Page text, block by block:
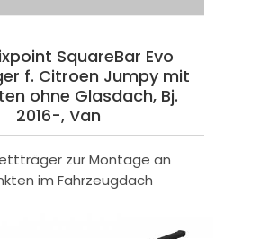
SquareBar Evo
f. Citroen Jumpy mit
ohne Glasdach, Bj.
2016-, Van
zur Montage an
im Fahrzeugdach